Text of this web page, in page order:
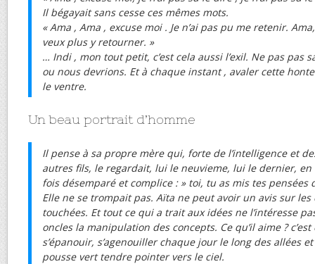
Il bégayait sans cesse ces mêmes mots.
« Ama , Ama , excuse moi . Je n’ai pas pu me retenir.
veux plus y retourner. »
… Indi , mon tout petit, c’est cela aussi l’exil. Ne pas pas
ou nous devrions. Et à chaque instant , avaler cette
le ventre.
Un beau portrait d’homme
Il pense à sa propre mère qui, forte de l’intelligence et
autres fils, le regardait, lui le neuvieme, lui le dernier, en
fois désemparé et complice : » toi, tu as mis tes pensées
Elle ne se trompait pas. Aïta ne peut avoir un avis sur les
touchées. Et tout ce qui a trait aux idées ne l’intéresse
oncles la manipulation des concepts. Ce qu’il aime ?
s’épanouir, s’agenouiller chaque jour le long des allées
pousse vert tendre pointer vers le ciel.